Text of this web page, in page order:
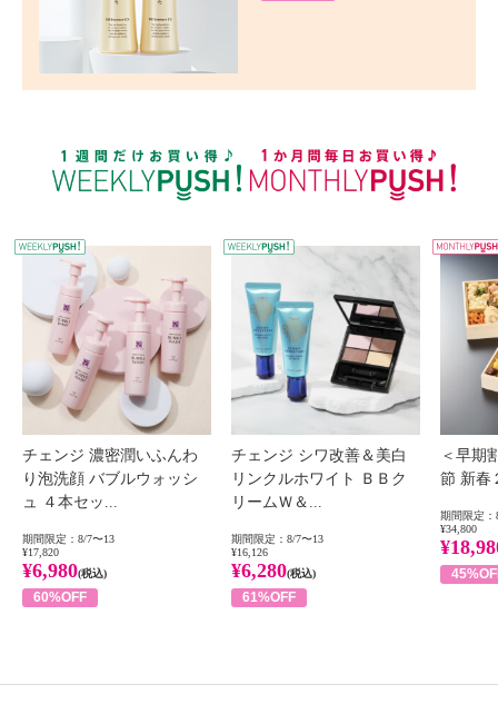
WEEKLY PUSH
チェンジ 濃密潤いふんわ
り泡洗顔 バブルウォッシ
ュ ４本セッ...
期間限定：8/7〜13
¥17,820
¥6,980(税込)
60%OFF
チェンジ シワ改善＆美白
リンクルホワイト ＢＢク
リームＷ＆...
期間限定：8/7〜13
¥16,126
¥6,280(税込)
61%OFF
＜早期
節 新春
期間限定：
¥34,800